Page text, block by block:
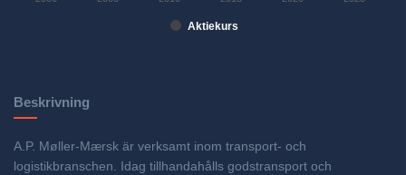
Aktiekurs
Beskrivning
A.P. Møller-Mærsk är verksamt inom transport- och
logistikbranschen. Idag tillhandahålls godstransport och